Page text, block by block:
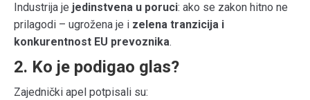
Industrija je jedinstvena u poruci: ako se zakon hitno ne
prilagodi – ugrožena je i zelena tranzicija i
konkurentnost EU prevoznika.
2. Ko je podigao glas?
Zajednički apel potpisali su: